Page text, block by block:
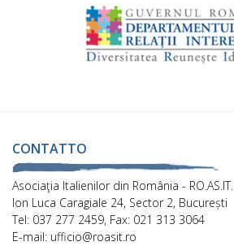
CONTATTO
Asociaţia Italienilor din România - RO.AS.IT.
Ion Luca Caragiale 24, Sector 2, București
Tel: 037 277 2459, Fax: 021 313 3064
E-mail: ufficio@roasit.ro